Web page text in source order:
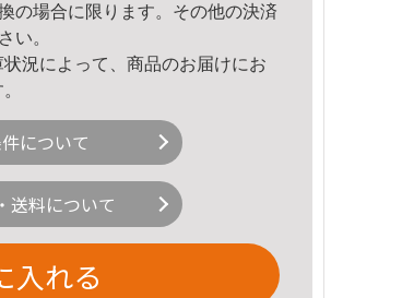
の場合に限ります。その他の決済
い。
況によって、商品のお届けにお
について
送料について
入れる